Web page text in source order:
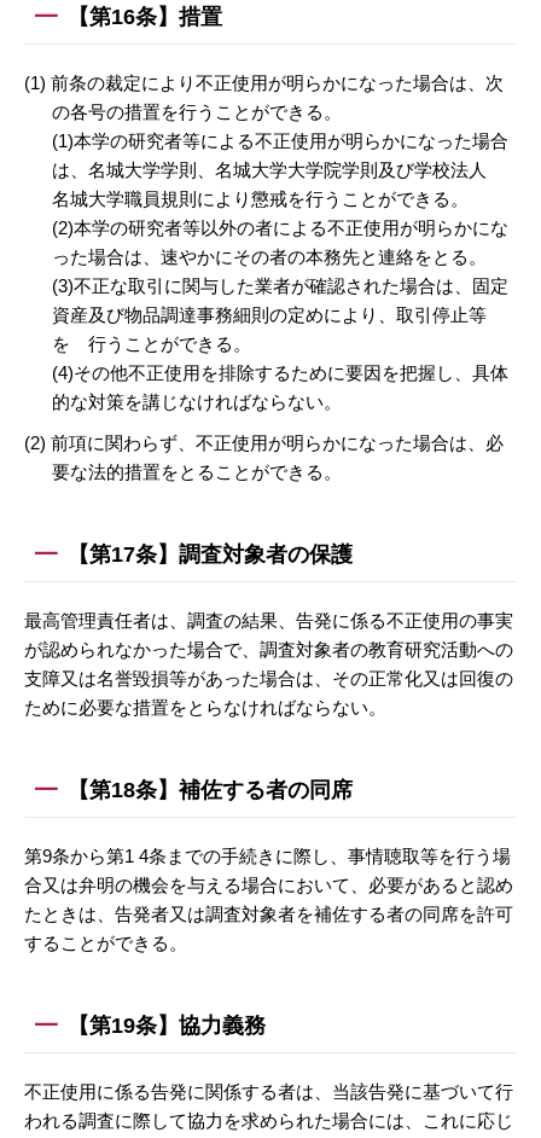
【第16条】措置
(1) 前条の裁定により不正使用が明らかになった場合は、次
の各号の措置を行うことができる。
(1)本学の研究者等による不正使用が明らかになった場合
は、名城大学学則、名城大学大学院学則及び学校法人
名城大学職員規則により懲戒を行うことができる。
(2)本学の研究者等以外の者による不正使用が明らかにな
った場合は、速やかにその者の本務先と連絡をとる。
(3)不正な取引に関与した業者が確認された場合は、固定
資産及び物品調達事務細則の定めにより、取引停止等
を 行うことができる。
(4)その他不正使用を排除するために要因を把握し、具体
的な対策を講じなければならない。
(2) 前項に関わらず、不正使用が明らかになった場合は、必
要な法的措置をとることができる。
【第17条】調査対象者の保護
最高管理責任者は、調査の結果、告発に係る不正使用の事実
が認められなかった場合で、調査対象者の教育研究活動への
支障又は名誉毀損等があった場合は、その正常化又は回復の
ために必要な措置をとらなければならない。
【第18条】補佐する者の同席
第9条から第1 4条までの手続きに際し、事情聴取等を行う場
合又は弁明の機会を与える場合において、必要があると認め
たときは、告発者又は調査対象者を補佐する者の同席を許可
することができる。
【第19条】協力義務
不正使用に係る告発に関係する者は、当該告発に基づいて行
われる調査に際して協力を求められた場合には、これに応じ